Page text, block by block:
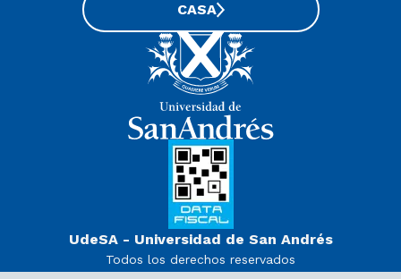
UdeSA - Universidad de San Andrés
Todos los derechos reservados
CASA